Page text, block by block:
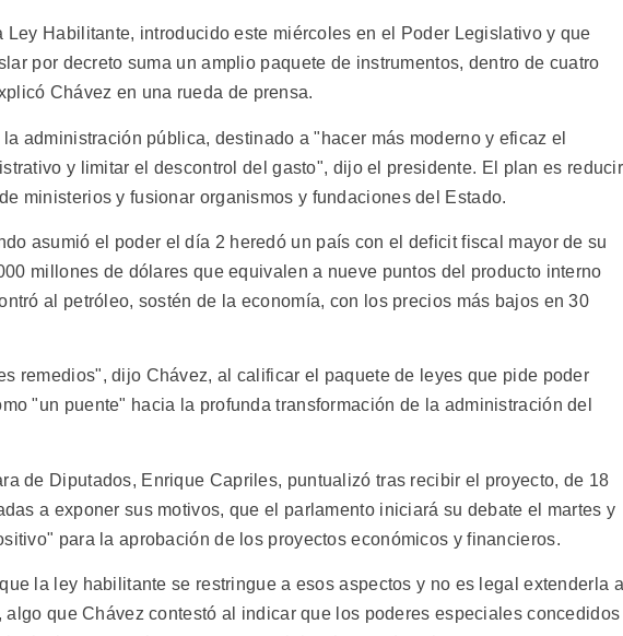
Ley Habilitante, introducido este miércoles en el Poder Legislativo y que
por decreto suma un amplio paquete de instrumentos, dentro de cuatro
Chávez en una rueda de prensa.
administración pública, destinado a "hacer más moderno y eficaz el
y limitar el descontrol del gasto", dijo el presidente. El plan es reducir
ministerios y fusionar organismos y fundaciones del Estado.
asumió el poder el día 2 heredó un país con el deficit fiscal mayor de su
millones de dólares que equivalen a nueve puntos del producto interno
al petróleo, sostén de la economía, con los precios más bajos en 30
remedios", dijo Chávez, al calificar el paquete de leyes que pide poder
"un puente" hacia la profunda transformación de la administración del
de Diputados, Enrique Capriles, puntualizó tras recibir el proyecto, de 18
a exponer sus motivos, que el parlamento iniciará su debate el martes y
para la aprobación de los proyectos económicos y financieros.
la ley habilitante se restringue a esos aspectos y no es legal extenderla a
algo que Chávez contestó al indicar que los poderes especiales concedidos